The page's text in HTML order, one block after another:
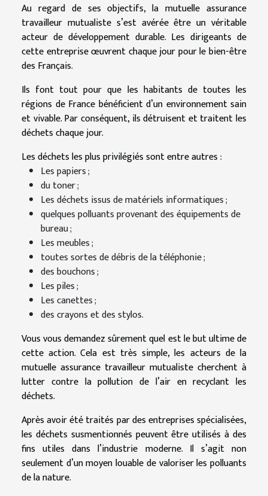
Au regard de ses objectifs, la mutuelle assurance
travailleur mutualiste s’est avérée être un véritable
acteur de développement durable. Les dirigeants de
cette entreprise œuvrent chaque jour pour le bien-être
des Français.
Ils font tout pour que les habitants de toutes les
régions de France bénéficient d’un environnement sain
et vivable. Par conséquent, ils détruisent et traitent les
déchets chaque jour.
Les déchets les plus privilégiés sont entre autres :
Les papiers ;
du toner ;
Les déchets issus de matériels informatiques ;
quelques polluants provenant des équipements de
bureau ;
Les meubles ;
toutes sortes de débris de la téléphonie ;
des bouchons ;
Les piles ;
Les canettes ;
des crayons et des stylos.
Vous vous demandez sûrement quel est le but ultime de
cette action. Cela est très simple, les acteurs de la
mutuelle assurance travailleur mutualiste cherchent à
lutter contre la pollution de l’air en recyclant les
déchets.
Après avoir été traités par des entreprises spécialisées,
les déchets susmentionnés peuvent être utilisés à des
fins utiles dans l’industrie moderne. Il s’agit non
seulement d’un moyen louable de valoriser les polluants
de la nature.